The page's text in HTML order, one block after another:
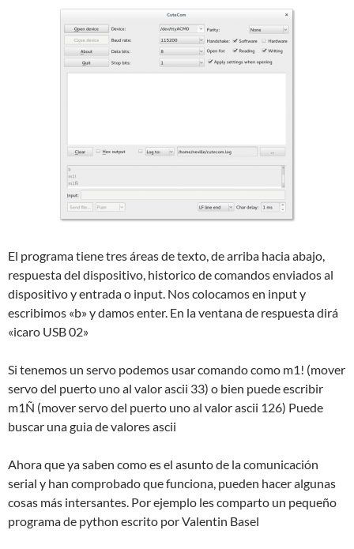
El programa tiene tres áreas de texto, de arriba hacia abajo,
respuesta del dispositivo, historico de comandos enviados al
dispositivo y entrada o input. Nos colocamos en input y
escribimos «b» y damos enter. En la ventana de respuesta dirá
«icaro USB 02»
Si tenemos un servo podemos usar comando como m1! (mover
servo del puerto uno al valor ascii 33) o bien puede escribir
m1Ñ (mover servo del puerto uno al valor ascii 126) Puede
buscar una guia de valores ascii
Ahora que ya saben como es el asunto de la comunicación
serial y han comprobado que funciona, pueden hacer algunas
cosas más intersantes. Por ejemplo les comparto un pequeño
programa de python escrito por Valentin Basel